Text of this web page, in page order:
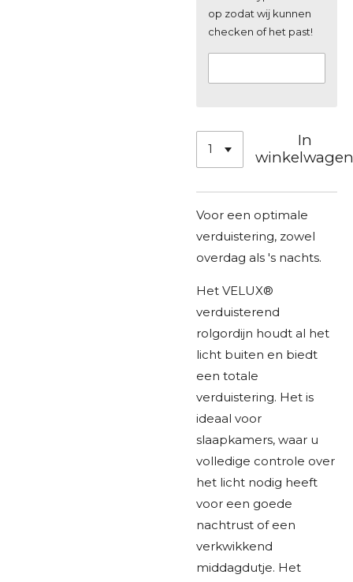
op zodat wij kunnen
checken of het past!
In
Voor een optimale
verduistering, zowel
overdag als 's nachts.
Het VELUX®
verduisterend
rolgordijn houdt al het
licht buiten en biedt
een totale
verduistering. Het is
ideaal voor
slaapkamers, waar u
volledige controle over
het licht nodig heeft
voor een goede
nachtrust of een
verkwikkend
middagdutje. Het